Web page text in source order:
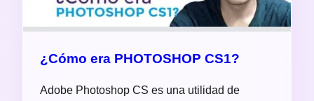
¿Cómo era PHOTOSHOP CS1?
Adobe Photoshop CS es una utilidad de